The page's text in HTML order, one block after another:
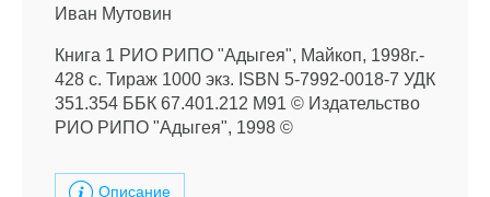
Иван Мутовин
Книга 1 РИО РИПО "Адыгея", Майкоп, 1998г.-
428 с. Тираж 1000 экз. ISBN 5-7992-0018-7 УДК
351.354 ББК 67.401.212 М91 © Издательство
РИО РИПО "Адыгея", 1998 ©
Описание